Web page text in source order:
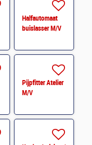
Halfautomaat
buislasser M/V
Pijpfitter Atelier
M/V